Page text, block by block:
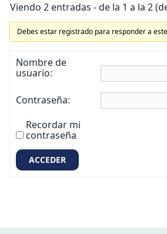
Viendo 2 entradas - de la 1 a la 2
Debes estar registrado para responder a
Nombre de
usuario:
Contraseña:
Recordar mi
contraseña
ACCEDER